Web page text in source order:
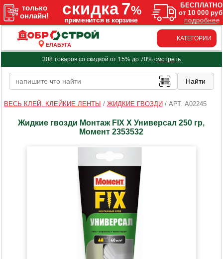
ЕЛАБУГА
КАТЕГОРИИ
308 товаров со скидкой от 15% до 70% смотреть
ВЕСЬ КЛЕЙ, КЛЕЙКИЕ ЛЕНТЫ / ЖИДКИЕ ГВОЗДИ / АРТ. A02245
Жидкие гвозди Монтаж FIX X Универсал 250 гр,
Момент 2353532